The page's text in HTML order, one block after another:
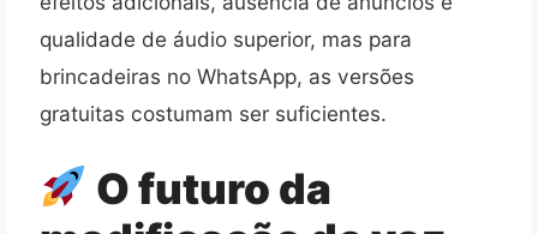
qualidade de áudio superior, mas para
brincadeiras no WhatsApp, as versões
gratuitas costumam ser suficientes.
O futuro da